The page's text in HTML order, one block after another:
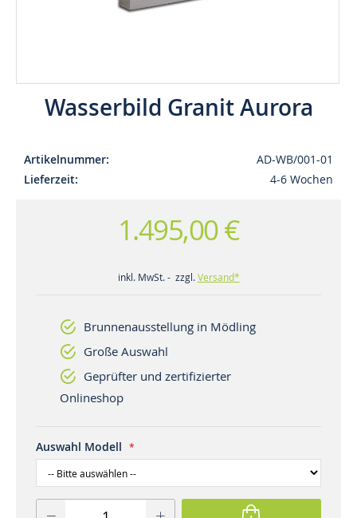
Wasserbild Granit Aurora
Artikelnummer
AD-WB/001-01
Lieferzeit
4-6 Wochen
1.495,00 €
inkl. MwSt. - zzgl.Versand*
Brunnenausstellung in Mödling
Große Auswahl
Geprüfter und zertifizierter
Onlineshop
Auswahl Modell